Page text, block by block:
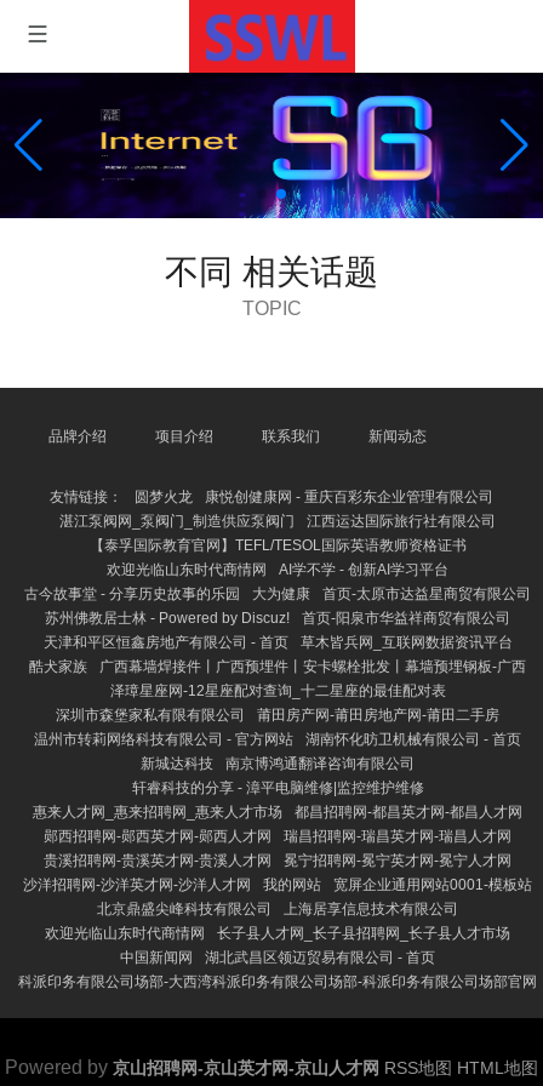
不同 相关话题
TOPIC
品牌介绍 项目介绍 联系我们 新闻动态
友情链接： 圆梦火龙
康悦创健康网 - 重庆百彩东企业管理有限公司
湛江泵阀网_泵阀门_制造供应泵阀门
江西运达国际旅行社有限公司
【泰孚国际教育官网】TEFL/TESOL国际英语教师资格证书
欢迎光临山东时代商情网
AI学不学 - 创新AI学习平台
古今故事堂 - 分享历史故事的乐园
大为健康
首页-太原市达益星商贸有限公司
苏州佛教居士林 - Powered by Discuz!
首页-阳泉市华益祥商贸有限公司
天津和平区恒鑫房地产有限公司 - 首页
草木皆兵网_互联网数据资讯平台
酷犬家族
广西幕墙焊接件丨广西预埋件丨安卡螺栓批发丨幕墙预埋钢板-广西
泽璋星座网-12星座配对查询_十二星座的最佳配对表
深圳市森堡家私有限有限公司
莆田房产网-莆田房地产网-莆田二手房
温州市转莉网络科技有限公司 - 官方网站
湖南怀化昉卫机械有限公司 - 首页
新城达科技
南京博鸿通翻译咨询有限公司
轩睿科技的分享 - 漳平电脑维修|监控维护维修
惠来人才网_惠来招聘网_惠来人才市场
都昌招聘网-都昌英才网-都昌人才网
郧西招聘网-郧西英才网-郧西人才网
瑞昌招聘网-瑞昌英才网-瑞昌人才网
贵溪招聘网-贵溪英才网-贵溪人才网
冕宁招聘网-冕宁英才网-冕宁人才网
沙洋招聘网-沙洋英才网-沙洋人才网
我的网站
宽屏企业通用网站0001-模板站
北京鼎盛尖峰科技有限公司
上海居享信息技术有限公司
欢迎光临山东时代商情网
长子县人才网_长子县招聘网_长子县人才市场
中国新闻网
湖北武昌区领迈贸易有限公司 - 首页
科派印务有限公司场部-大西湾科派印务有限公司场部-科派印务有限公司场部官网
Powered by 京山招聘网-京山英才网-京山人才网 RSS地图 HTML地图